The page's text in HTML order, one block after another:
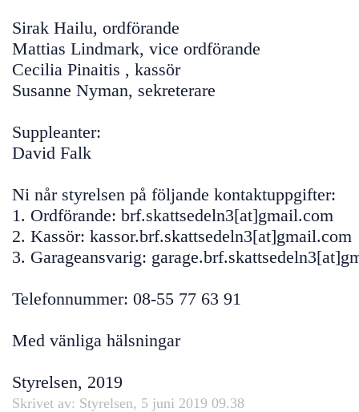
Sirak Hailu, ordförande
Mattias Lindmark, vice ordförande
Cecilia Pinaitis , kassör
Susanne Nyman, sekreterare
Suppleanter:
David Falk
Ni når styrelsen på följande kontaktuppgifter:
1. Ordförande: brf.skattsedeln3[at]gmail.com
2. Kassör: kassor.brf.skattsedeln3[at]gmail.com
3. Garageansvarig:
Telefonnummer: 08-55 77 63 91
Med vänliga hälsningar
Styrelsen, 2019
Skrivet av: Styrelsen, 5 juni 2019 09.38